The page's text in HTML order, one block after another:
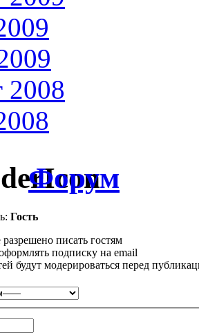
2008
Форум
Гость
писать гостям
подписку на email
будут модерироваться перед